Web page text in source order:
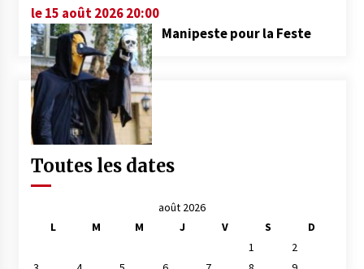
le 15 août 2026 20:00
Manipeste pour la Feste
Toutes les dates
août 2026
L
M M J V S
D
1
2